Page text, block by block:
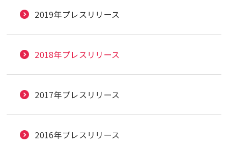
2019年プレスリリース
2018年プレスリリース
2017年プレスリリース
2016年プレスリリース